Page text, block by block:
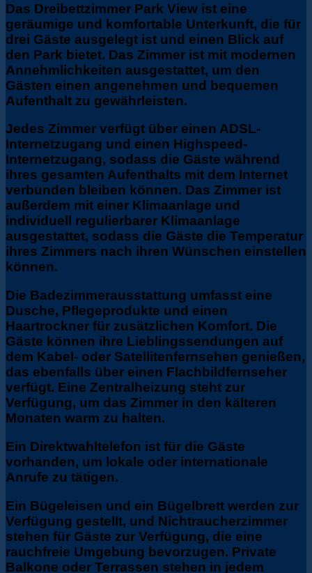
Das Dreibettzimmer Park View ist eine
geräumige und komfortable Unterkunft, die für
drei Gäste ausgelegt ist und einen Blick auf
den Park bietet. Das Zimmer ist mit modernen
Annehmlichkeiten ausgestattet, um den
Gästen einen angenehmen und bequemen
Aufenthalt zu gewährleisten.
Jedes Zimmer verfügt über einen ADSL-
Internetzugang und einen Highspeed-
Internetzugang, sodass die Gäste während
ihres gesamten Aufenthalts mit dem Internet
verbunden bleiben können. Das Zimmer ist
außerdem mit einer Klimaanlage und
individuell regulierbarer Klimaanlage
ausgestattet, sodass die Gäste die Temperatur
ihres Zimmers nach ihren Wünschen einstellen
können.
Die Badezimmerausstattung umfasst eine
Dusche, Pflegeprodukte und einen
Haartrockner für zusätzlichen Komfort. Die
Gäste können ihre Lieblingssendungen auf
dem Kabel- oder Satellitenfernsehen genießen,
das ebenfalls über einen Flachbildfernseher
verfügt. Eine Zentralheizung steht zur
Verfügung, um das Zimmer in den kälteren
Monaten warm zu halten.
Ein Direktwahltelefon ist für die Gäste
vorhanden, um lokale oder internationale
Anrufe zu tätigen.
Ein Bügeleisen und ein Bügelbrett werden zur
Verfügung gestellt, und Nichtraucherzimmer
stehen für Gäste zur Verfügung, die eine
rauchfreie Umgebung bevorzugen. Private
Balkone oder Terrassen stehen in jedem